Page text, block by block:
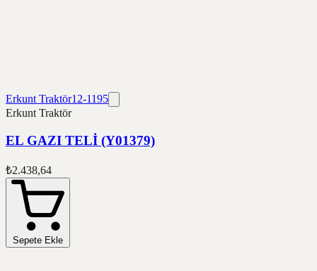
Erkunt Traktör12-1195
Erkunt Traktör
EL GAZI TELİ (Y01379)
₺2.438,64
Sepete Ekle